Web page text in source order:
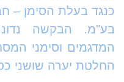
כנגד בעלת הסימן –
בע"מ. הבקשה
החלטת יערה שושני